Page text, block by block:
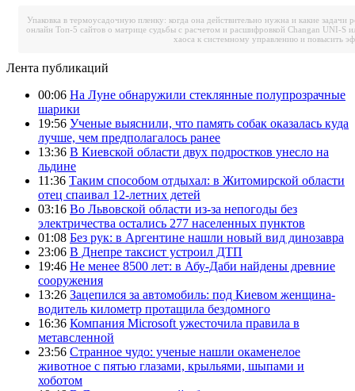
Упаковка в термоусадочную пленку: когда она действительно нужна и какие задачи
онлайн Топ-5 сайтов о матрице судьбы с расчетом и расшифровкой Changan UNI-S
хаоса к системному управлению и повысить
Лента публикаций
00:06 На Луне обнаружили стеклянные полупрозрачные
шарики
19:56 Ученые выяснили, что память собак оказалась куда
лучше, чем предполагалось ранее
13:36 В Киевской области двух подростков унесло на
льдине
11:36 Таким способом отдыхал: в Житомирской области
отец спаивал 12-летних детей
03:16 Во Львовской области из-за непогоды без
электричества остались 277 населенных пунктов
01:08 Без рук: в Аргентине нашли новый вид динозавра
23:06 В Днепре таксист устроил ДТП
19:46 Не менее 8500 лет: в Абу-Даби найдены древние
сооружения
13:26 Зацепился за автомобиль: под Киевом женщина-
водитель километр протащила бездомного
16:36 Компания Microsoft ужесточила правила в
метавсленной
23:56 Странное чудо: ученые нашли окаменелое
животное с пятью глазами, крыльями, шыпами и
хоботом